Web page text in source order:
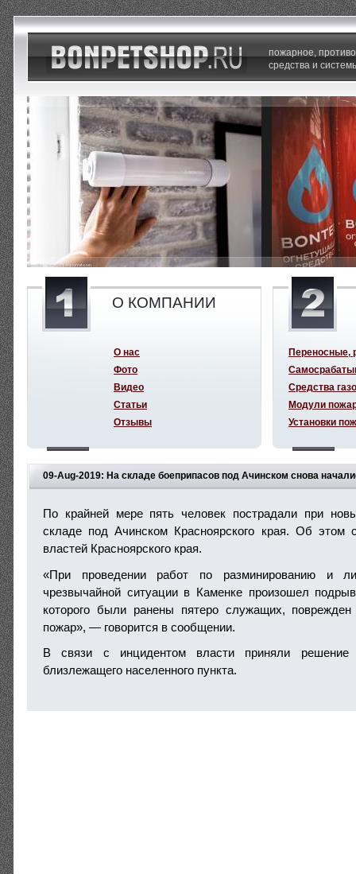
09-Aug-2019: На складе боеприпасов под Ачинском снова
По крайней мере пять человек пострадали при
складе под Ачинском Красноярского края. Об этом
властей Красноярского края.
«При проведении работ по разминированию и
чрезвычайной ситуации в Каменке произошел
которого были ранены пятеро служащих,
пожар», — говорится в сообщении.
В связи с инцидентом власти приняли решение
близлежащего населенного пункта.
пожарное,
средства и
О КОМПАНИИ
О нас
Фото
Видео
Статьи
Отзывы
Переносные,
Средства
Модули
Установки